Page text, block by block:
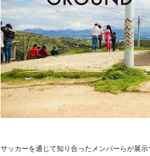
サッカーを通じて知り合ったメンバーらが展